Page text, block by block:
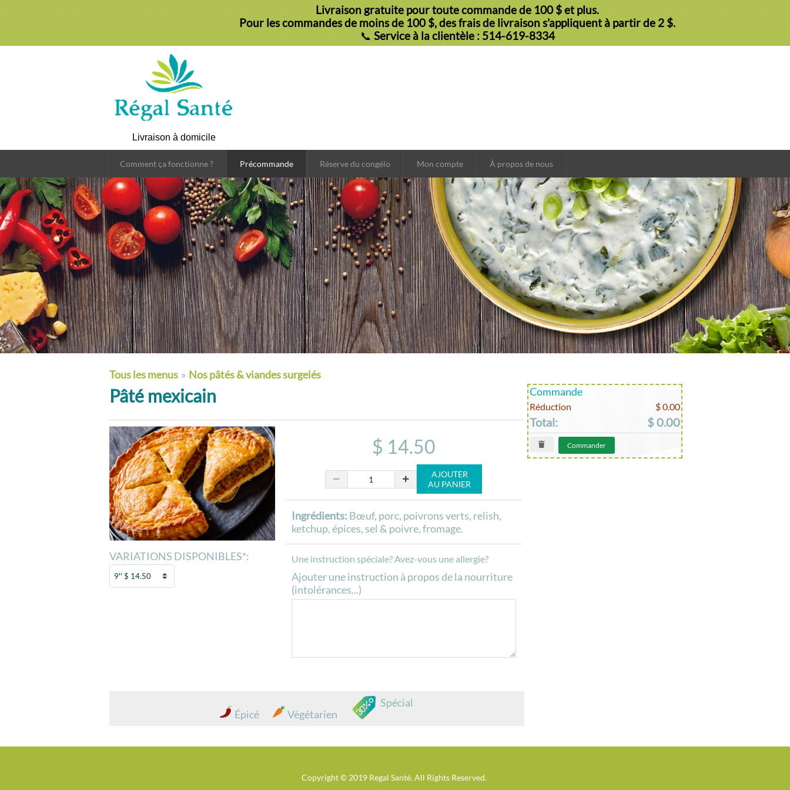
Livraison gratuite pour toute commande de 100 $ et plus.
Pour les commandes de moins de 100 $, des frais de livraison s’appliquent à partir de 2 $.
📞 Service à la clientèle : 514-619-8334
Livraison à domicile
Comment ça fonctionne ? Précommande Réserve du congélo Mon compte À propos de nous
Tous les menus » Nos pâtés & viandes surgelés
Pâté mexicain
VARIATIONS DISPONIBLES*:
$ 14.50
AJOUTER
AU PANIER
Ingrédients: Bœuf, porc, poivrons verts, relish,
ketchup, épices, sel & poivre, fromage.
Une instruction spéciale? Avez-vous une allergie?
Ajouter une instruction à propos de la nourriture
(intolérances...)
Épicé Végétarien
Spécial
Commande
Réduction $ 0.00
Total: $ 0.00
Commander
Copyright © 2019 Regal Santé. All Rights Reserved.